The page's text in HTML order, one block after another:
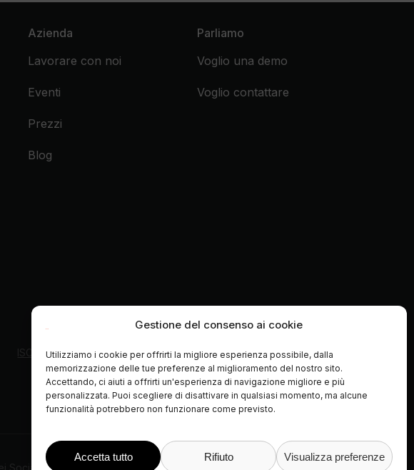
Gestione del consenso ai cookie
Utilizziamo i cookie per offrirti la migliore esperienza possibile, dalla
memorizzazione delle tue preferenze al miglioramento del nostro sito.
Accettando, ci aiuti a offrirti un'esperienza di navigazione migliore e più
personalizzata. Puoi scegliere di disattivare in qualsiasi momento, ma alcune
funzionalità potrebbero non funzionare come previsto.
Accetta tutto Rifiuto Visualizza preferenze
Azienda
Lavorare con noi
Eventi
Prezzi
Blog
Parliamo
Voglio una demo
Voglio contattare
ISCF STAA STAMA VDFA VRMA SPLM
AVAT
Social Media